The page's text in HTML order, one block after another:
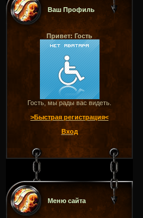
Ваш Профиль
Привет: Гость
Гость, мы рады вас видеть.
>Быстрая регистрация<
Вход
Меню сайта